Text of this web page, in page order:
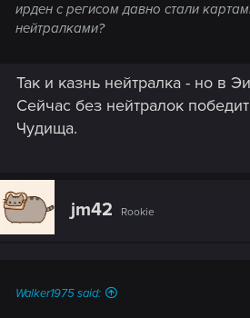
ирден с регисом давно стали
нейтралками?
Так и казнь нейтралка - но в
Сейчас без нейтралок
Чудища.
jm42 Rookie
Walker1975 said: